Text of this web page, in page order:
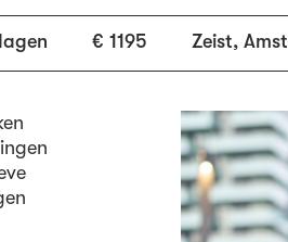
€ 1195 Zeist,